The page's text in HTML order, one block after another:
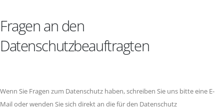
Fragen an den
Datenschutzbeauftragten
Wenn Sie Fragen zum Datenschutz haben, schreiben Sie uns bitte eine E-
Mail oder wenden Sie sich direkt an die für den Datenschutz